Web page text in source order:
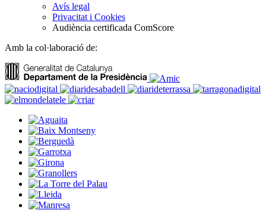
Avís legal
Privacitat i Cookies
Audiència certificada ComScore
Amb la col·laboració de: